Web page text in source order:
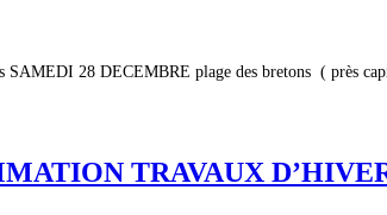
SAMEDI 28 DECEMBRE plage des bretons (
TRAVAUX